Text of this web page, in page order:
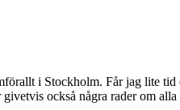
i Stockholm. Får jag lite
också några rader om